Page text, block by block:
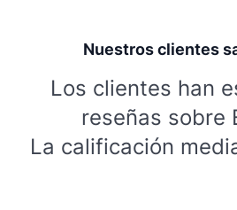
Nuestros clientes
Los clientes han
reseñas sobre
La calificación